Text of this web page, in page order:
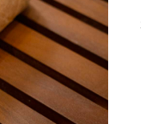
ご視聴に
月額コー